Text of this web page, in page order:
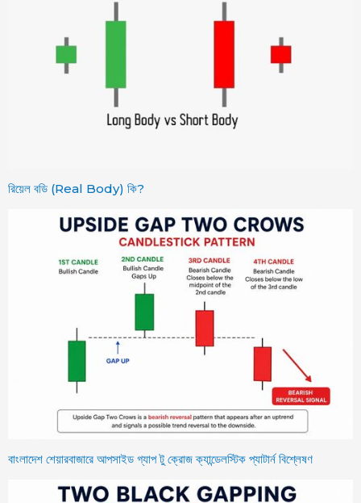
রিয়েল বডি (Real Body) কি?
বাংলাদেশ শেয়ারবাজারে আপসাইড গ্যাপ টু ক্রোজ ক্যান্ডেলস্টিক প্যাটার্ন বিশ্লেষণ